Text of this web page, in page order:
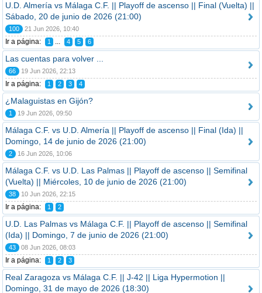
U.D. Almería vs Málaga C.F. || Playoff de ascenso || Final (Vuelta) ||
Sábado, 20 de junio de 2026 (21:00)
100 21 Jun 2026, 10:40
Ir a página: 1 ... 4 5 6
Las cuentas para volver ...
66 19 Jun 2026, 22:13
Ir a página: 1 2 3 4
¿Malaguistas en Gijón?
1 19 Jun 2026, 09:50
Málaga C.F. vs U.D. Almería || Playoff de ascenso || Final (Ida) ||
Domingo, 14 de junio de 2026 (21:00)
2 16 Jun 2026, 10:06
Málaga C.F. vs U.D. Las Palmas || Playoff de ascenso || Semifinal
(Vuelta) || Miércoles, 10 de junio de 2026 (21:00)
38 10 Jun 2026, 22:15
Ir a página: 1 2
U.D. Las Palmas vs Málaga C.F. || Playoff de ascenso || Semifinal
(Ida) || Domingo, 7 de junio de 2026 (21:00)
43 08 Jun 2026, 08:03
Ir a página: 1 2 3
Real Zaragoza vs Málaga C.F. || J-42 || Liga Hypermotion ||
Domingo, 31 de mayo de 2026 (18:30)